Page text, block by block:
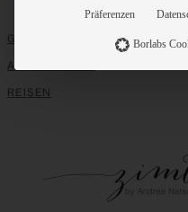
GRUNDLAGEN
ALLE REZEPTE
REISEN
Präferenzen
Borlabs